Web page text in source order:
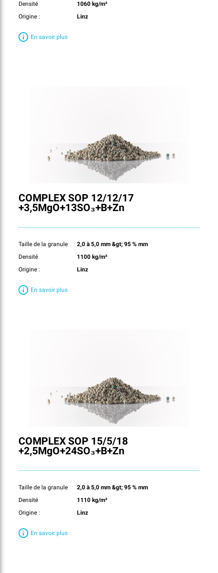
Densité
1060 kg/m³
Origine :
Linz
En savoir plus
COMPLEX SOP 12/12/17
+3,5MgO+13SO₃+B+Zn
Taille de la granule
2,0 à 5,0 mm &gt; 95 % mm
Densité
1100 kg/m³
Origine :
Linz
En savoir plus
COMPLEX SOP 15/5/18
+2,5MgO+24SO₃+B+Zn
Taille de la granule
2,0 à 5,0 mm &gt; 95 % mm
Densité
1110 kg/m³
Origine :
Linz
En savoir plus